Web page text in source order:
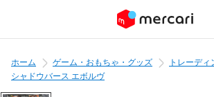
ホーム ゲーム・おもちゃ・グッズ
トレーディ
シャドウバース エボルヴ